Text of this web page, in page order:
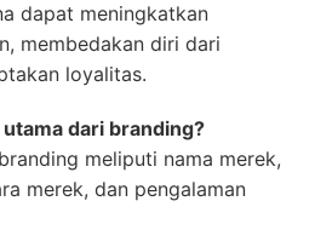
dapat meningkatkan
membedakan diri dari
loyalitas.
dari branding?
meliputi nama merek,
merek, dan pengalaman